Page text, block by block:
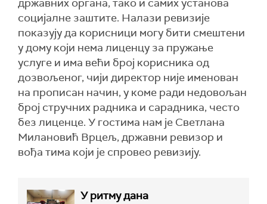
државних органа, тако и самих установа
социјалне заштите. Налази ревизије
показују да корисници могу бити смештени
у дому који нема лиценцу за пружање
услуге и има већи број корисника од
дозвољеног, чији директор није именован
на прописан начин, у коме ради недовољан
број стручних радника и сарадника, често
без лиценце. У гостима нам је Светлана
Милановић Врцељ, државни ревизор и
вођа тима који је спровео ревизију.
У ритму дана